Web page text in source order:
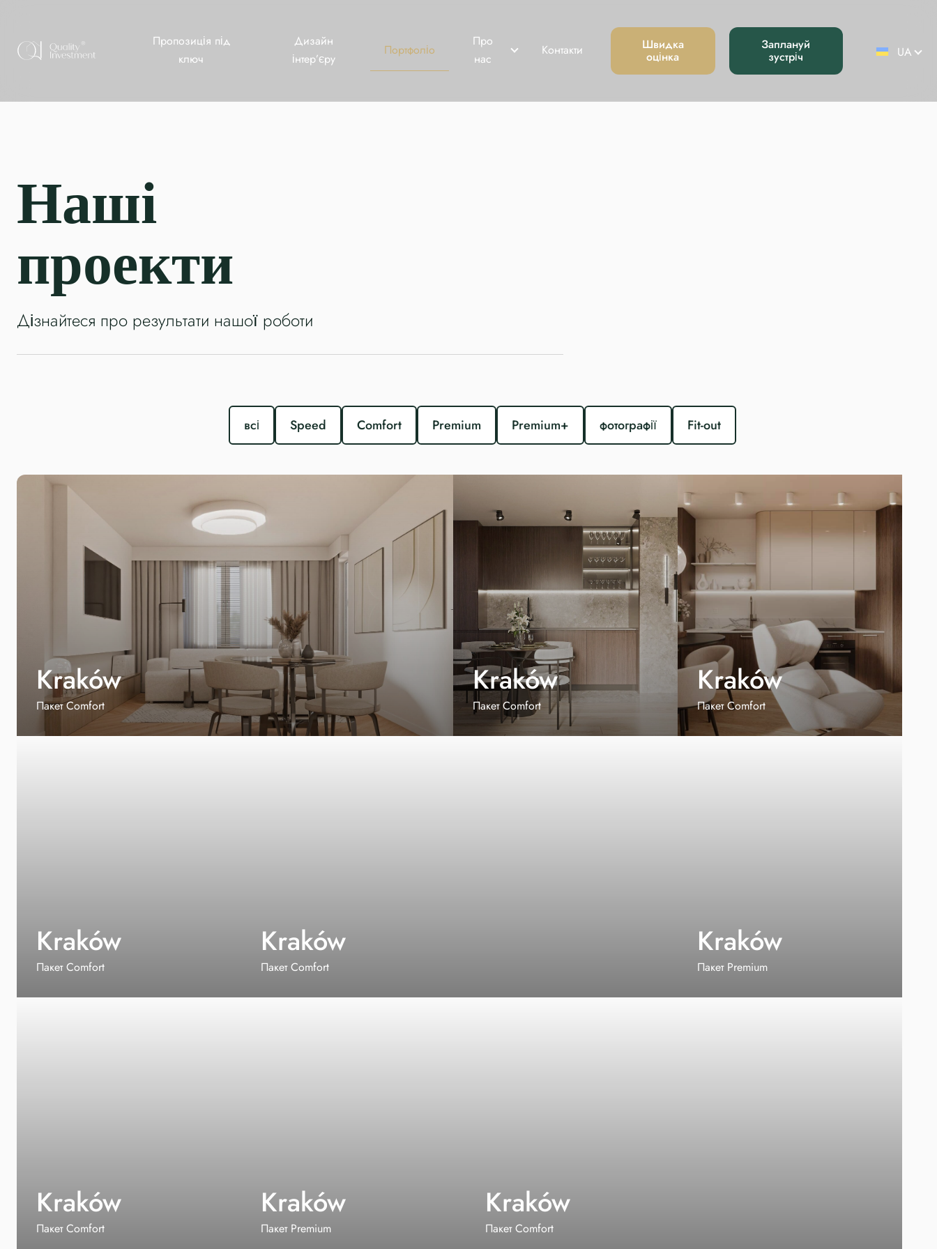
Пропозиція під
ключ
Дизайн
інтер’єру
Портфоліо
Про
нас
Контакти Швидка
оцінка
Заплануй
зустріч
Наші
проекти
Дізнайтеся про результати нашої роботи
всі Speed Comfort Premium Premium+ фотографії Fit-out
Kraków
Пакет Comfort
Kraków
Пакет Comfort
Kraków
Пакет Comfort
Kraków
Пакет Comfort
Kraków
Пакет Comfort
Kraków
Пакет Premium
Kraków
Пакет Comfort
Kraków
Пакет Premium
Kraków
Пакет Comfort